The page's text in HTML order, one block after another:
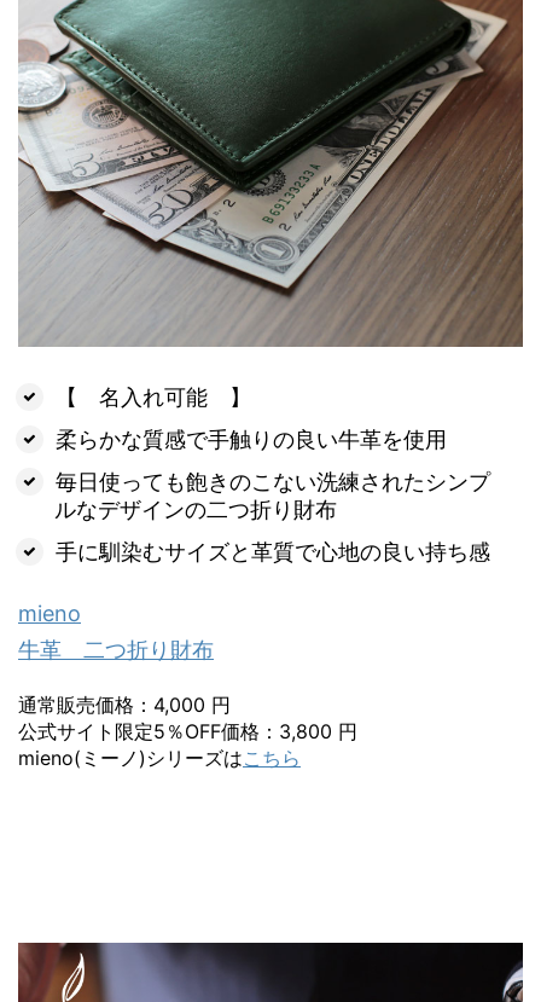
【 名入れ可能 】
柔らかな質感で手触りの良い牛革を使用
毎日使っても飽きのこない洗練されたシンプ
ルなデザインの二つ折り財布
手に馴染むサイズと革質で心地の良い持ち感
mieno
牛革 二つ折り財布
通常販売価格：4,000 円
公式サイト限定5％OFF価格：3,800 円
mieno(ミーノ)シリーズはこちら